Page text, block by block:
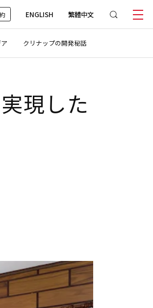
ENGLISH 繁體中文
クリナップの開発秘話
現した